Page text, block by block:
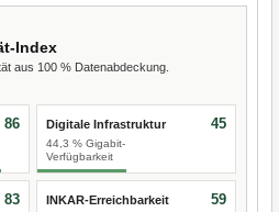
Index
aus 100 % Datenabdeckung.
86 Digitale Infrastruktur
44,3 % Gigabit-
Verfügbarkeit
45
83 INKAR-Erreichbarkeit 59